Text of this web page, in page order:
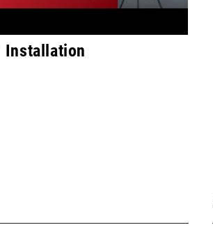
Installation